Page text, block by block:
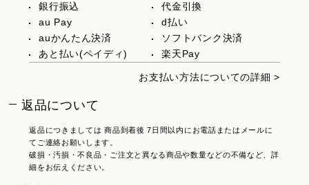
銀行振込
代金引換
au Pay
d払い
auかんたん決済
ソフトバンク決済
あと払い(ペイディ)
楽天Pay
お支払い方法についての詳細 >
返品について
返品につきましては 商品到着後 7日間以内にお電話またはメールに
てご連絡お願いします。
破損・汚損・不良品・ご注文と異なる商品や数量などの不備など、詳
細をお伝えください。